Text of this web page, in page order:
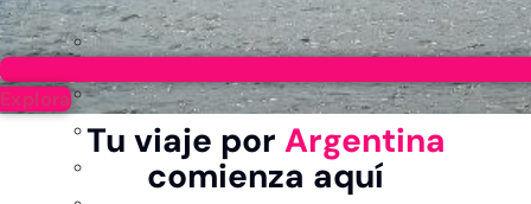
Explora
Tu viaje por Argentina
comienza aquí